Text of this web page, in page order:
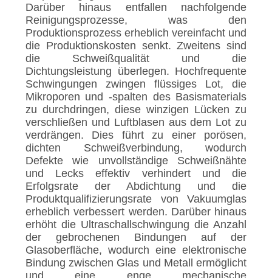
Darüber hinaus entfallen nachfolgende
Reinigungsprozesse, was den
Produktionsprozess erheblich vereinfacht und
die Produktionskosten senkt. Zweitens sind
die Schweißqualität und die
Dichtungsleistung überlegen. Hochfrequente
Schwingungen zwingen flüssiges Lot, die
Mikroporen und -spalten des Basismaterials
zu durchdringen, diese winzigen Lücken zu
verschließen und Luftblasen aus dem Lot zu
verdrängen. Dies führt zu einer porösen,
dichten Schweißverbindung, wodurch
Defekte wie unvollständige Schweißnähte
und Lecks effektiv verhindert und die
Erfolgsrate der Abdichtung und die
Produktqualifizierungsrate von Vakuumglas
erheblich verbessert werden. Darüber hinaus
erhöht die Ultraschallschwingung die Anzahl
der gebrochenen Bindungen auf der
Glasoberfläche, wodurch eine elektronische
Bindung zwischen Glas und Metall ermöglicht